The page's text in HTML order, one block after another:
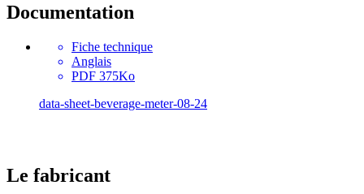
Documentation
Fiche technique
Anglais
PDF 375Ko
data-sheet-beverage-meter-08-24
Le fabricant